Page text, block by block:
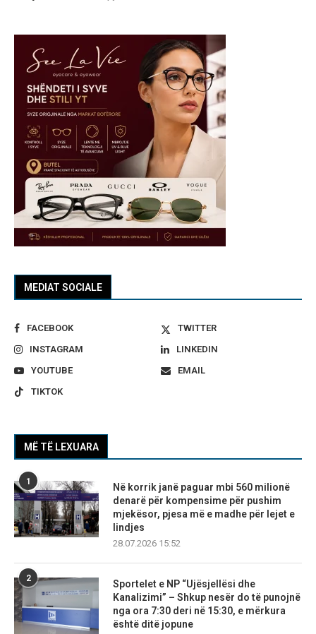
MEDIAT SOCIALE
FACEBOOK
TWITTER
INSTAGRAM
LINKEDIN
YOUTUBE
EMAIL
TIKTOK
MË TË LEXUARA
1
Në korrik janë paguar mbi 560 milionë
denarë për kompensime për pushim
mjekësor, pjesa më e madhe për lejet e
lindjes
28.07.2026 15:52
2
Sportelet e NP “Ujësjellësi dhe
Kanalizimi” – Shkup nesër do të punojnë
nga ora 7:30 deri në 15:30, e mërkura
është ditë jopune